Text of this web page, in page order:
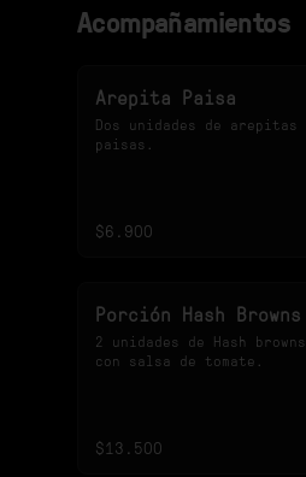
Acompañamientos
Arepita Paisa
Dos unidades de arepitas
paisas.
$6.900
Porción Hash Browns
2 unidades de Hash browns
con salsa de tomate.
$13.500